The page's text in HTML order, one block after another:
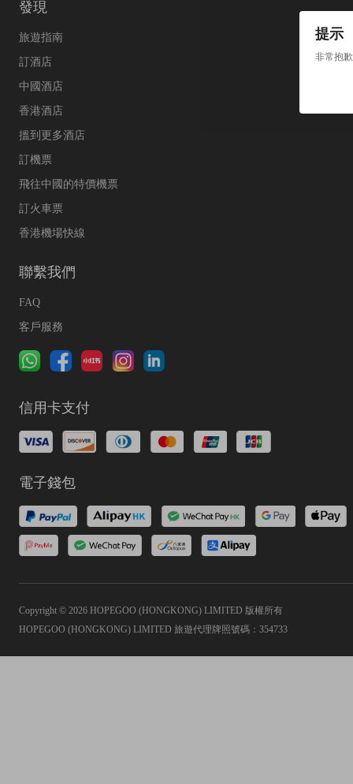
提示
非常抱
發現
旅遊指南
訂酒店
中國酒店
香港酒店
搵到更多酒店
訂機票
飛往中國的特價機票
訂火車票
香港機場快線
聯繫我們
FAQ
客戶服務
信用卡支付
電子錢包
Copyright © 2026 HOPEGOO (HONGKONG) LIMITED 版權所有
HOPEGOO (HONGKONG) LIMITED 旅遊代理牌照號碼：354733